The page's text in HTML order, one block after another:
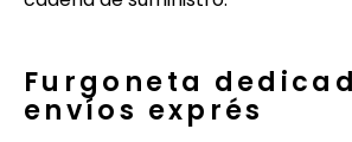
Furgoneta
envíos exprés